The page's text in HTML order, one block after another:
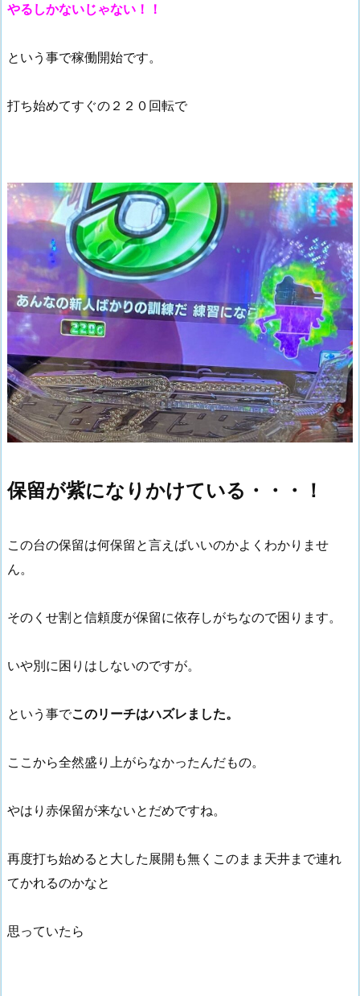
やるしかないじゃない！！
という事で稼働開始です。
打ち始めてすぐの２２０回転で
保留が紫になりかけている・・・！
この台の保留は何保留と言えばいいのかよくわかりませ
ん。
そのくせ割と信頼度が保留に依存しがちなので困ります。
いや別に困りはしないのですが。
という事でこのリーチはハズレました。
ここから全然盛り上がらなかったんだもの。
やはり赤保留が来ないとだめですね。
再度打ち始めると大した展開も無くこのまま天井まで連れ
てかれるのかなと
思っていたら